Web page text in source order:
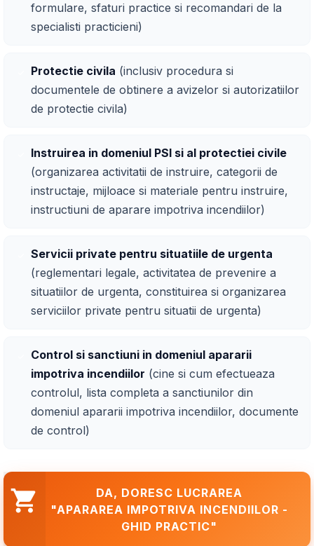
formulare, sfaturi practice si recomandari de la
specialisti practicieni)
Protectie civila (inclusiv procedura si
documentele de obtinere a avizelor si autorizatiilor
de protectie civila)
Instruirea in domeniul PSI si al protectiei civile
(organizarea activitatii de instruire, categorii de
instructaje, mijloace si materiale pentru instruire,
instructiuni de aparare impotriva incendiilor)
Servicii private pentru situatiile de urgenta
(reglementari legale, activitatea de prevenire a
situatiilor de urgenta, constituirea si organizarea
serviciilor private pentru situatii de urgenta)
Control si sanctiuni in domeniul apararii
impotriva incendiilor (cine si cum efectueaza
controlul, lista completa a sanctiunilor din
domeniul apararii impotriva incendiilor, documente
de control)
DA, DORESC LUCRAREA
"APARAREA IMPOTRIVA INCENDIILOR -
GHID PRACTIC"